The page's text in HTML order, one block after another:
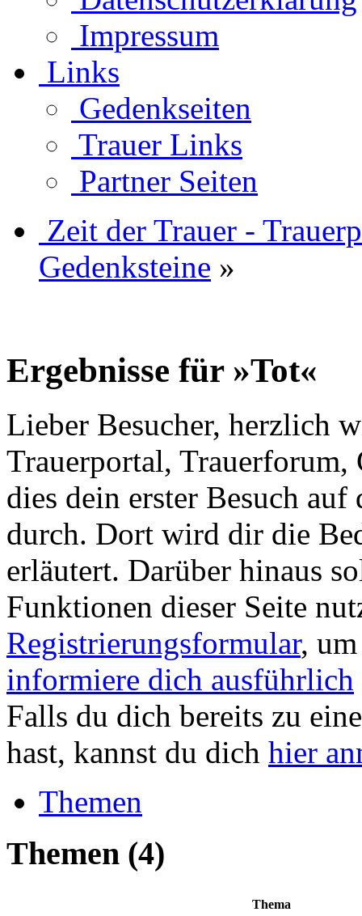
Impressum
Links
Gedenkseiten
Trauer Links
Partner Seiten
Zeit der Trauer -
Gedenksteine »
Ergebnisse für »Tot«
Lieber Besucher, herzlich
Trauerportal, Trauerforum,
dies dein erster Besuch
durch. Dort wird dir die
erläutert. Darüber hinaus
Funktionen dieser Seite
Registrierungsformular,
informiere dich ausführlich
Falls du dich bereits zu
hast, kannst du dich hier
Themen
Themen (4)
Thema